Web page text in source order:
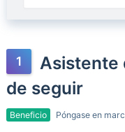
Asistente
de seguir
Beneficio Póngase en